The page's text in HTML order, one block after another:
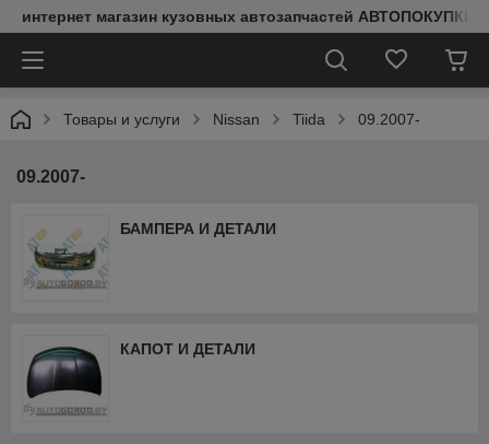
интернет магазин кузовных автозапчастей АВТОПОКУПКИ
Товары и услуги Nissan Tiida 09.2007-
09.2007-
БАМПЕРА И ДЕТАЛИ
КАПОТ И ДЕТАЛИ